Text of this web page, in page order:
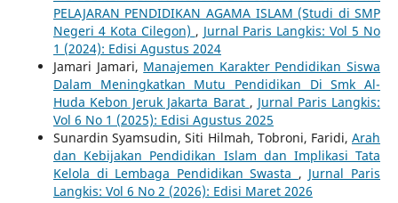
PELAJARAN PENDIDIKAN AGAMA ISLAM (Studi di SMP
Negeri 4 Kota Cilegon) , Jurnal Paris Langkis: Vol 5 No
1 (2024): Edisi Agustus 2024
Jamari Jamari, Manajemen Karakter Pendidikan Siswa
Dalam Meningkatkan Mutu Pendidikan Di Smk Al-
Huda Kebon Jeruk Jakarta Barat , Jurnal Paris Langkis:
Vol 6 No 1 (2025): Edisi Agustus 2025
Sunardin Syamsudin, Siti Hilmah, Tobroni, Faridi,Arah
dan Kebijakan Pendidikan Islam dan Implikasi Tata
Kelola di Lembaga Pendidikan Swasta , Jurnal Paris
Langkis: Vol 6 No 2 (2026): Edisi Maret 2026